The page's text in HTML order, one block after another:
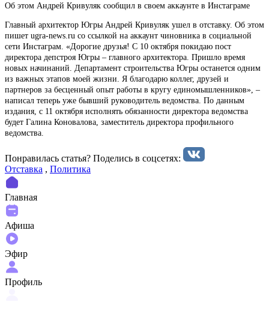
Об этом Андрей Кривуляк сообщил в своем аккаунте в Инстаграме
Главный архитектор Югры Андрей Кривуляк ушел в отставку. Об этом
пишет ugra-news.ru со ссылкой на аккаунт чиновника в социальной
сети Инстаграм. «Дорогие друзья! С 10 октября покидаю пост
директора депстроя Югры – главного архитектора. Пришло время
новых начинаний. Департамент строительства Югры останется одним
из важных этапов моей жизни. Я благодарю коллег, друзей и
партнеров за бесценный опыт работы в кругу единомышленников», –
написал теперь уже бывший руководитель ведомства. По данным
издания, с 11 октября исполнять обязанности директора ведомства
будет Галина Коновалова, заместитель директора профильного
ведомства.
Понравилась статья? Поделиcь в соцсетях:
Отставка , Политика
Главная
Афиша
Эфир
Профиль